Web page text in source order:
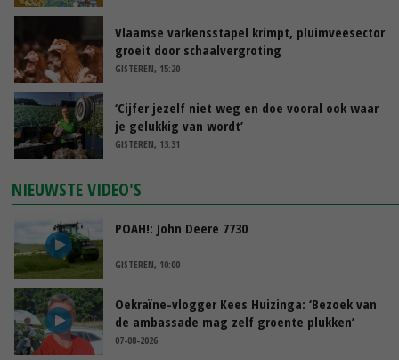
Vlaamse varkensstapel krimpt, pluimveesector
groeit door schaalvergroting
GISTEREN, 15:20
‘Cijfer jezelf niet weg en doe vooral ook waar
je gelukkig van wordt’
GISTEREN, 13:31
NIEUWSTE VIDEO'S
POAH!: John Deere 7730
GISTEREN, 10:00
Oekraïne-vlogger Kees Huizinga: ‘Bezoek van
de ambassade mag zelf groente plukken’
07-08-2026